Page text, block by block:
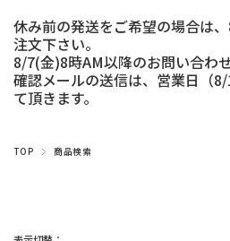
休み前の発送をご希望の場合は
注文下さい。
8/7(金)8時AM以降のお問い合わ
確認メールの送信は、営業日（
て頂きます。
TOP 商品検索